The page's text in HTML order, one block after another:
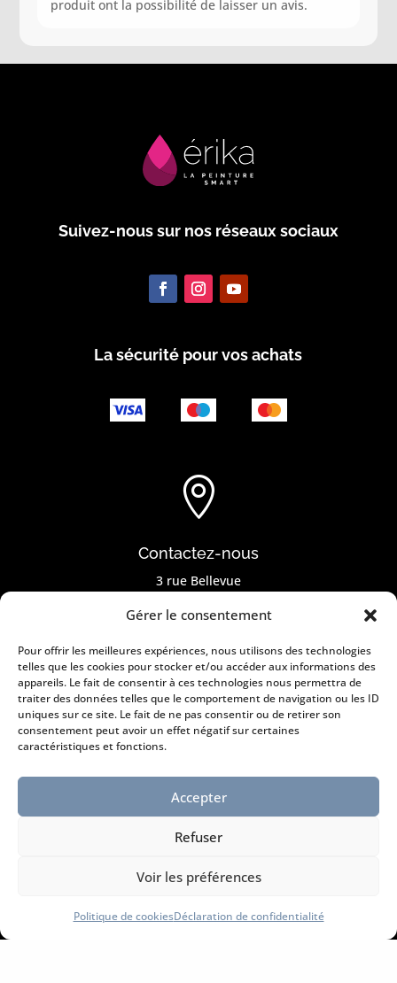
Gérer le consentement
Pour offrir les meilleures expériences, nous utilisons des technologies
telles que les cookies pour stocker et/ou accéder aux informations des
appareils. Le fait de consentir à ces technologies nous permettra de
traiter des données telles que le comportement de navigation ou les ID
uniques sur ce site. Le fait de ne pas consentir ou de retirer son
consentement peut avoir un effet négatif sur certaines
caractéristiques et fonctions.
Accepter
Refuser
Voir les préférences
Politique de cookiesDéclaration de confidentialité
produit ont la possibilité de laisser un avis.
Suivez-nous sur nos réseaux sociaux
La sécurité pour vos achats

Contactez-nous
3 rue Bellevue
Tél. :03 88 47 39 49
Courriel :Contact@peinture-erika.fr

Horaires d’ouverture
Du lundi au vendredi :
8h30 à 12h et de 14h à 17h
l